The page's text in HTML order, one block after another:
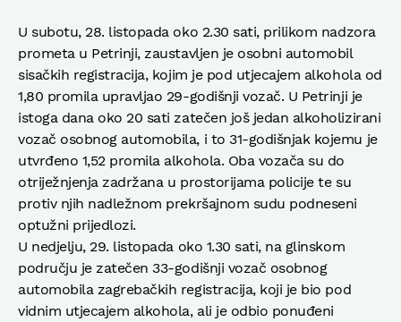
U subotu, 28. listopada oko 2.30 sati, prilikom nadzora
prometa u Petrinji, zaustavljen je osobni automobil
sisačkih registracija, kojim je pod utjecajem alkohola od
1,80 promila upravljao 29-godišnji vozač. U Petrinji je
istoga dana oko 20 sati zatečen još jedan alkoholizirani
vozač osobnog automobila, i to 31-godišnjak kojemu je
utvrđeno 1,52 promila alkohola. Oba vozača su do
otriježnjenja zadržana u prostorijama policije te su
protiv njih nadležnom prekršajnom sudu podneseni
optužni prijedlozi.
U nedjelju, 29. listopada oko 1.30 sati, na glinskom
području je zatečen 33-godišnji vozač osobnog
automobila zagrebačkih registracija, koji je bio pod
vidnim utjecajem alkohola, ali je odbio ponuđeni